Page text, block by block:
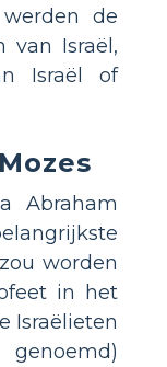
de
van Israël,
Israël of
Abraham
worden
in het
Israëlieten